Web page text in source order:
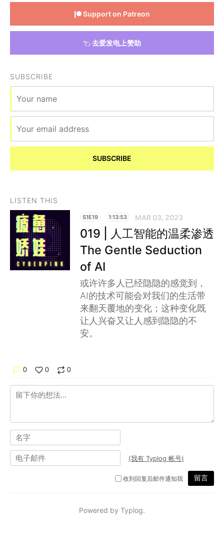
Support on Patreon
去爱发电上赞助
SUBSCRIBE
SUBSCRIBE
LISTEN THIS
S1E19 1:13:53 MAR 03, 2023
019 | 人工智能的温柔渗透
The Gentle Seduction
of AI
或许许多人已经隐隐的感觉到，
AI的技术可能会对我们的生活带
来翻天覆地的变化；这种变化既
让人兴奋又让人感到隐隐的不
安。